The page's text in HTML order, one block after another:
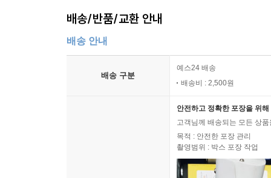
부록
1. 네코 마이크 블루투스 연결법/ 109
2. 노트북 PPT에서 노래와 영상 나오게 하는 법 /
배송/반품/교환 안내
배송 안내
배송 구분
예스24 배송
배송비 : 2,500원
안전하고 정확한 포장을 위
고객님께 배송되는 모든 상
목적 : 안전한 포장 관리
촬영범위 : 박스 포장 작업